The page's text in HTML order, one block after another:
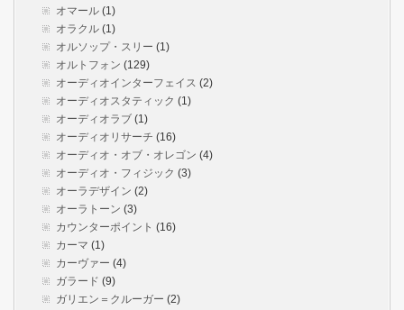
オマール (1)
オラクル (1)
オルソップ・スリー (1)
オルトフォン (129)
オーディオインターフェイス (2)
オーディオスタティック (1)
オーディオラブ (1)
オーディオリサーチ (16)
オーディオ・オブ・オレゴン (4)
オーディオ・フィジック (3)
オーラデザイン (2)
オーラトーン (3)
カウンターポイント (16)
カーマ (1)
カーヴァー (4)
ガラード (9)
ガリエン＝クルーガー (2)